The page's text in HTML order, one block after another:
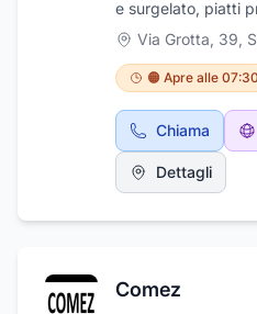
e surgelato, piatti
da poco, ma
poiché il
sin da piccolo
appreso tutti i
per offrire un
eccezionale sotto
Via Grotta, 39,
🟠 Apre alle 07:30
Chiama
Dettagli
Comez